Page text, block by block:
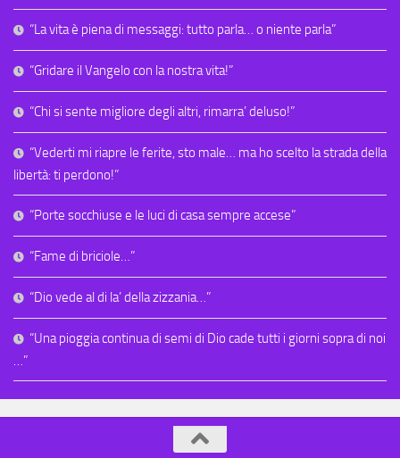
“La vita è piena di messaggi: tutto parla… o niente parla”
“Gridare il Vangelo con la nostra vita!”
“Chi si sente migliore degli altri, rimarra’ deluso!”
“Vederti mi riapre le ferite, sto male… ma ho scelto la strada della
libertà: ti perdono!”
“Porte socchiuse e le luci di casa sempre accese”
“Fame di briciole…”
“Dio vede al di la’ della zizzania…”
“Una pioggia continua di semi di Dio cade tutti i giorni sopra di noi
…”